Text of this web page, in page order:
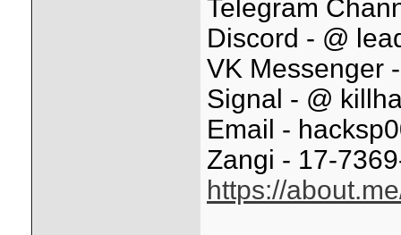
Telegram
Discord - @
VK Messenger
Signal - @
Email -
Zangi - 17-
https://